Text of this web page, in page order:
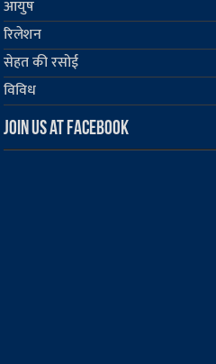
आयुष
रिलेशन
सेहत की रसोई
विविध
Join us at Facebook